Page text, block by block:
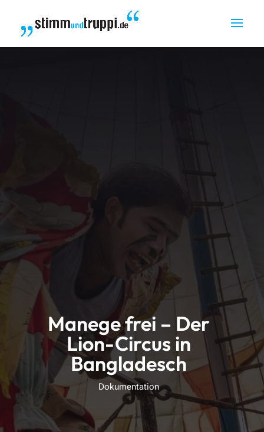
Manege frei – Der
Lion-Circus in
Bangladesch
Dokumentation